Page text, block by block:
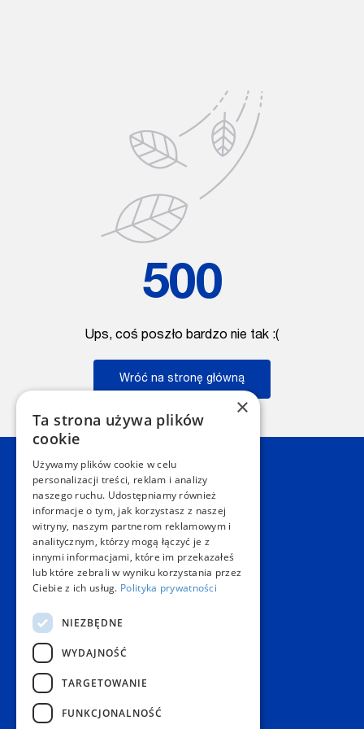
500
Ups, coś poszło bardzo nie tak :(
Wróć na stronę główną
Kontakt
Dział Obsługi Klienta Warszawa
Czynne: NON-STOP
Telefon:+48 22 628 62 52
E-mail: kontakt@copygeneral.pl
Punkty
Aleje Jerozolimskie 93
02-001 Warszawa
Czynne:
Pon. - Sob.: 08:00 - 20:00
Niedz.: nieczynne
Popularne produkty
×
Ta strona używa plików
cookie
Używamy plików cookie w celu
personalizacji treści, reklam i analizy
naszego ruchu. Udostępniamy również
informacje o tym, jak korzystasz z naszej
witryny, naszym partnerom reklamowym i
analitycznym, którzy mogą łączyć je z
innymi informacjami, które im przekazałeś
lub które zebrali w wyniku korzystania przez
Ciebie z ich usług. Polityka prywatności
NIEZBĘDNE
WYDAJNOŚĆ
TARGETOWANIE
FUNKCJONALNOŚĆ